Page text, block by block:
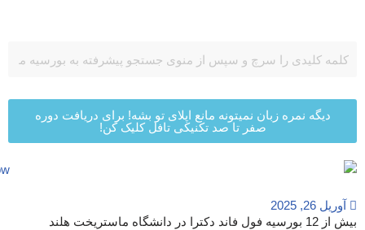
به
دیگه نمره زبان نمیتونه مانع اپلای تو بشه! برای دریافت دوره
صفر تا صد تکنیکی تافل کلیک کن!
آوریل 26, 2025
بیش از 12 بورسیه فول فاند دکترا در دانشگاه ماستریخت هلند